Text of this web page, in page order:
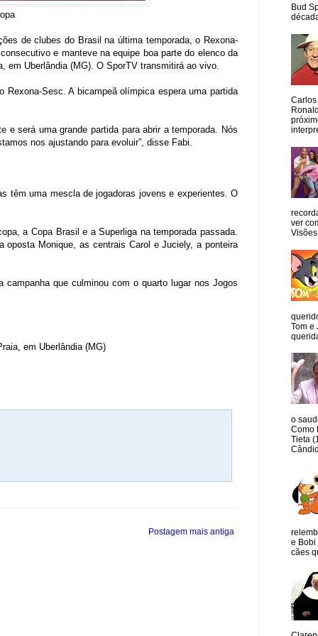
de clubes do Brasil na última temporada, o Rexona-
e manteve na equipe boa parte do elenco da
em Uberlândia (MG). O SporTV transmitirá ao vivo.
Rexona-Sesc. A bicampeã olímpica espera uma partida
e será uma grande partida para abrir a temporada. Nós
nos ajustando para evoluir”, disse Fabi.
têm uma mescla de jogadoras jovens e experientes. O
a Copa Brasil e a Superliga na temporada passada.
oposta Monique, as centrais Carol e Juciely, a ponteira
que culminou com o quarto lugar nos Jogos
em Uberlândia (MG)
Postagem mais antiga
Bud
Carlos
ver
Tom e
o
Como
Tieta
e Bobi
cães